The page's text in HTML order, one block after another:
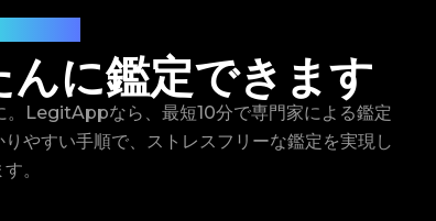
に鑑定できます
。LegitAppなら、最短10分で専門家による鑑定
やすい手順で、ストレスフリーな鑑定を実現し
す。